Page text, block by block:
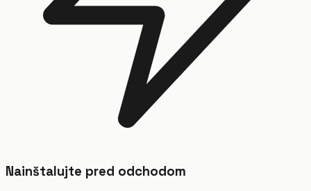
Nainštalujte pred odchodom